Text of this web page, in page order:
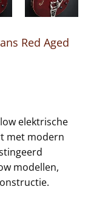
Red Aged
elektrische
met modern
modellen,